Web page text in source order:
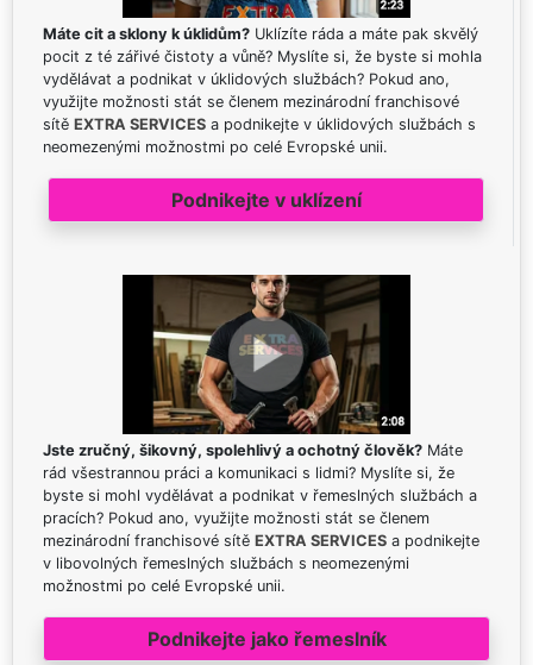
Máte cit a sklony k úklidům? Uklízíte ráda a máte pak skvělý
pocit z té zářivé čistoty a vůně? Myslíte si, že byste si mohla
vydělávat a podnikat v úklidových službách? Pokud ano,
využijte možnosti stát se členem mezinárodní franchisové
sítě EXTRA SERVICES a podnikejte v úklidových službách s
neomezenými možnostmi po celé Evropské unii.
Podnikejte v uklízení
Jste zručný, šikovný, spolehlivý a ochotný člověk? Máte
rád všestrannou práci a komunikaci s lidmi? Myslíte si, že
byste si mohl vydělávat a podnikat v řemeslných službách a
pracích? Pokud ano, využijte možnosti stát se členem
mezinárodní franchisové sítě EXTRA SERVICES a podnikejte
v libovolných řemeslných službách s neomezenými
možnostmi po celé Evropské unii.
Podnikejte jako řemeslník